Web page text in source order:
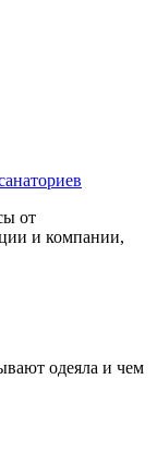
от
и компании,
одеяла и чем